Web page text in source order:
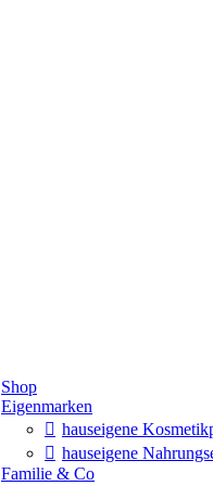
Shop
Eigenmarken
hauseigene
hauseigene
Familie & Co